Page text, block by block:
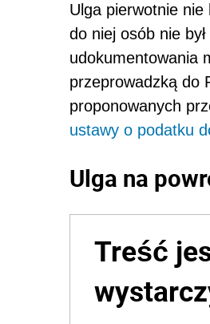
Ulga pierwotnie
do niej osób nie
udokumentowania
przeprowadzką do
proponowanych
ustawy o podatku
Ulga na
Treść